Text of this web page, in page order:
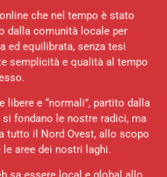
che nel tempo è stato
dalla comunità locale per
ed equilibrata, senza tesi
semplicità e qualità al tempo
libere e “normali”, partito dalla
fondano le nostre radici, ma
tutto il Nord Ovest, allo scopo
aree dei nostri laghi.